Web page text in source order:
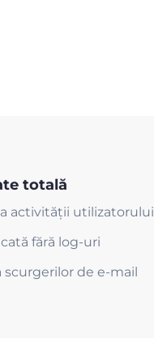
totală
activității utilizatorului
fără log-uri
scurgerilor de e-mail